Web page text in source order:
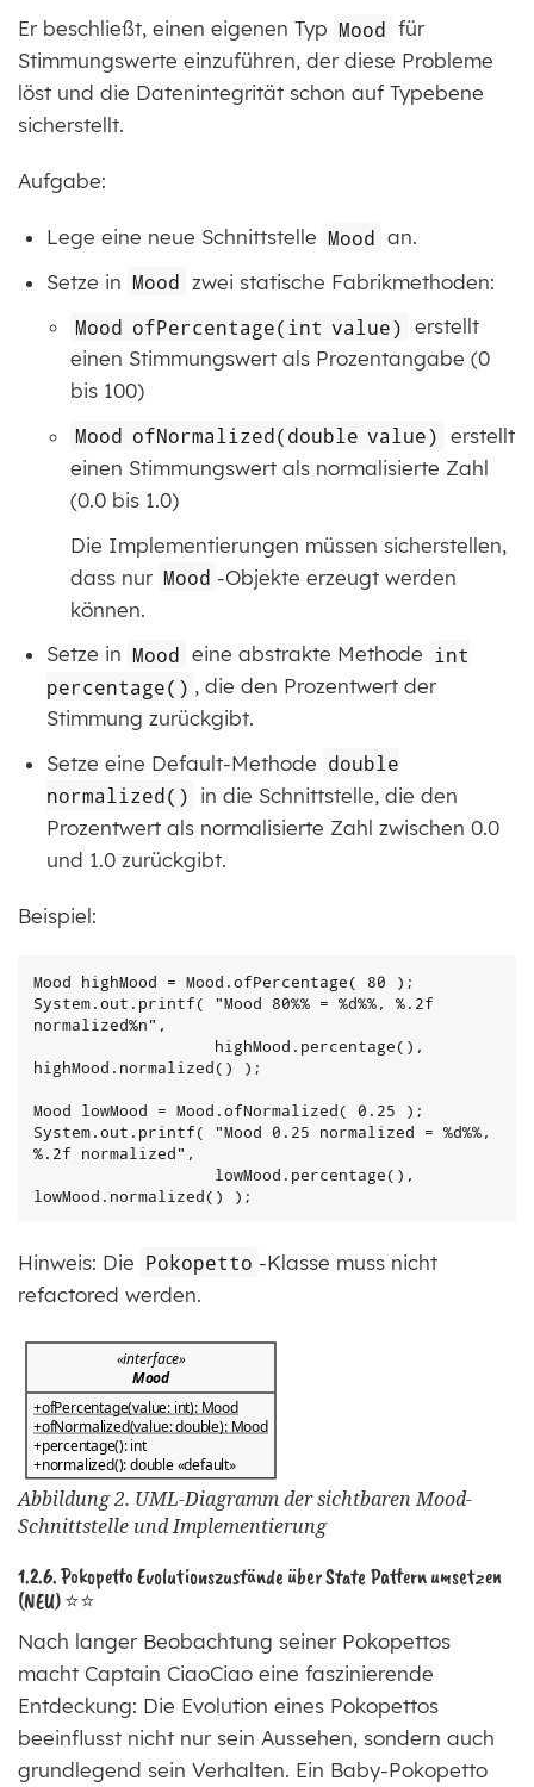
Er beschließt, einen eigenen Typ Mood für
Stimmungswerte einzuführen, der diese Probleme
löst und die Datenintegrität schon auf Typebene
sicherstellt.
Aufgabe:
Lege eine neue Schnittstelle Mood an.
Setze in Mood zwei statische Fabrikmethoden:
Mood ofPercentage(int value) erstellt
einen Stimmungswert als Prozentangabe (0
bis 100)
Mood ofNormalized(double value) erstellt
einen Stimmungswert als normalisierte Zahl
(0.0 bis 1.0)
Die Implementierungen müssen sicherstellen,
dass nur Mood -Objekte erzeugt werden
können.
Setze in Mood eine abstrakte Methode int
percentage() , die den Prozentwert der
Stimmung zurückgibt.
Setze eine Default-Methode double
normalized() in die Schnittstelle, die den
Prozentwert als normalisierte Zahl zwischen 0.0
und 1.0 zurückgibt.
Beispiel:
Mood highMood = Mood.ofPercentage( 80 );
System.out.printf( "Mood 80%% = %d%%, %.2f
normalized%n",
highMood.normalized() );
Mood lowMood = Mood.ofNormalized( 0.25 );
System.out.printf( "Mood 0.25 normalized = %d%%,
%.2f normalized",
lowMood.normalized() );
Hinweis: Die Pokopetto -Klasse muss nicht
refactored werden.
Abbildung 2. UML-Diagramm der sichtbaren Mood-
Schnittstelle und Implementierung
1.2.6. Pokopetto Evolutionszustände über State Pattern umsetzen
(NEU) ⭐⭐
Nach langer Beobachtung seiner Pokopettos
macht Captain CiaoCiao eine faszinierende
Entdeckung: Die Evolution eines Pokopettos
beeinflusst nicht nur sein Aussehen, sondern auch
grundlegend sein Verhalten. Ein Baby-Pokopetto